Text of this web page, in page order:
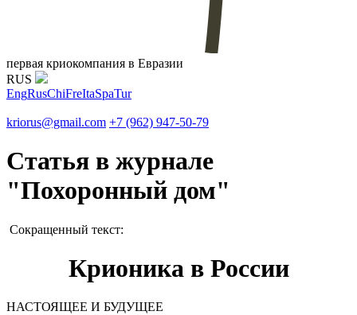
первая криокомпания в Евразии
RUS
EngRusChiFreItaSpaTur
kriorus@gmail.com +7 (962) 947-50-79
Статья в журнале
"Похоронный дом"
Сокращенный текст:
Крионика в России
НАСТОЯЩЕЕ И БУДУЩЕЕ